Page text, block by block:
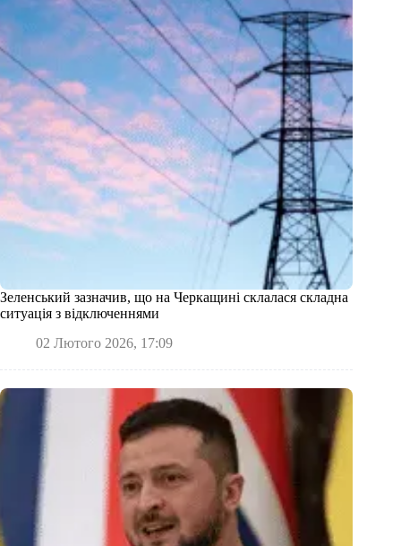
Зеленський зазначив, що на Черкащині склалася складна
ситуація з відключеннями
02 Лютого 2026, 17:09